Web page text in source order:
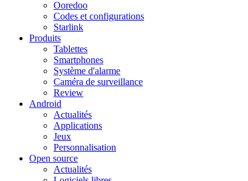
Ooredoo
Codes et configurations
Starlink
Produits
Tablettes
Smartphones
Système d'alarme
Caméra de surveillance
Review
Android
Actualités
Applications
Jeux
Personnalisation
Open source
Actualités